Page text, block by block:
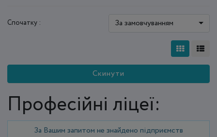
Спочатку : За замовчуванням
Скинути
Професійні ліцеї:
За Вашим запитом не знайдено підприємств